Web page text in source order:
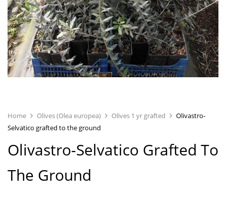
Home Olives (Olea europea) Olives 1 yr grafted
Olivastro-
Selvatico grafted to the ground
Olivastro-Selvatico Grafted To
The Ground